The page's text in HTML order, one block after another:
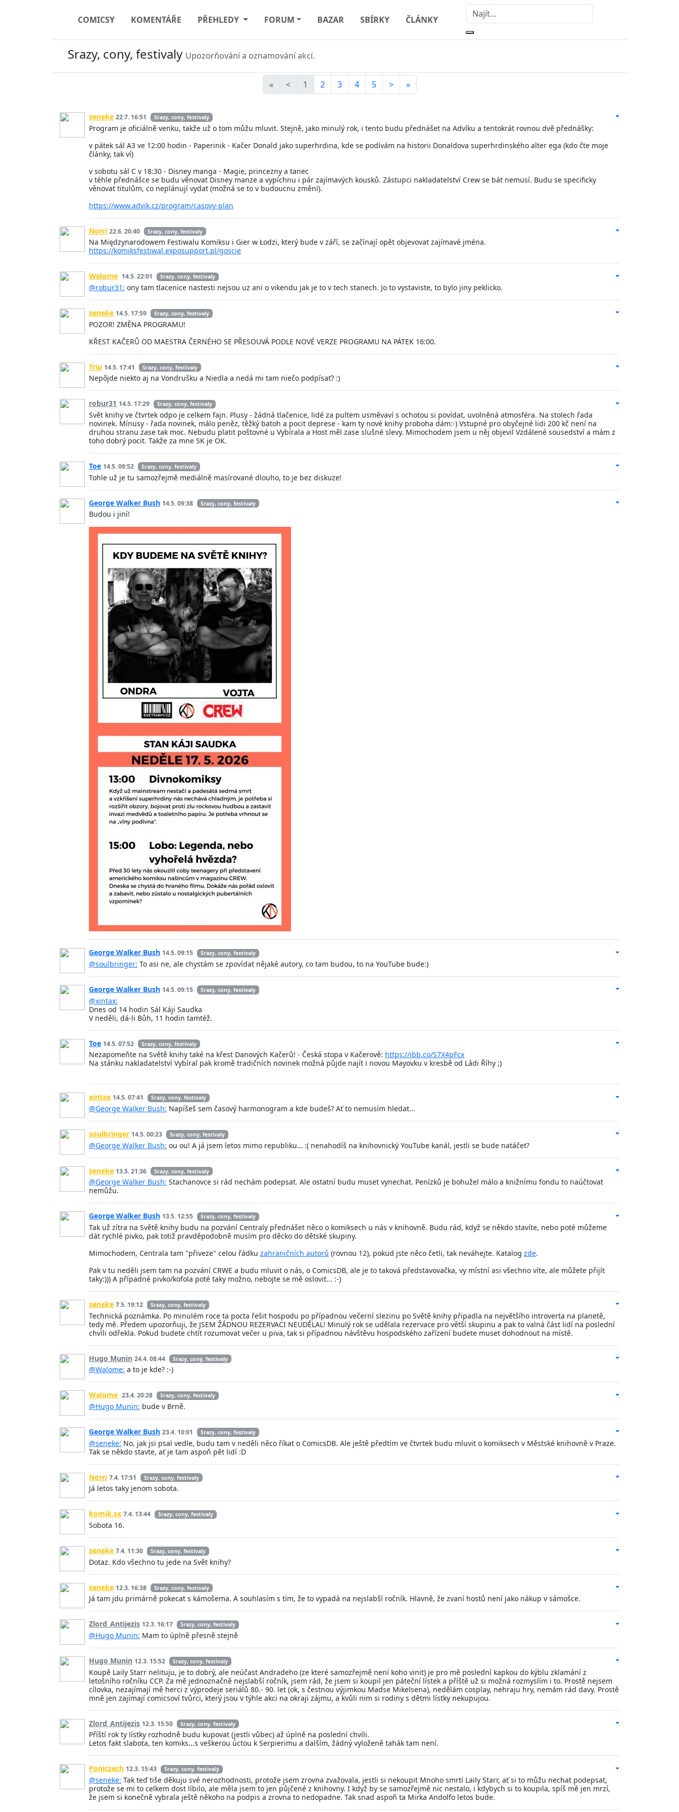
COMICSY KOMENTÁŘE PŘEHLEDY FORUM BAZAR SBÍRKY ČLÁNKY
Srazy, cony, festivaly Upozorňování a oznamování akcí.
« < 1 2 3 4 5 > »
seneke 22.7. 16:51 Srazy, cony, festivaly
Program je oficiálně venku, takže už o tom můžu mluvit. Stejně, jako minulý rok, i tento budu přednášet na Advíku a tentokrát rovnou dvě přednášky:
v pátek sál A3 ve 12:00 hodin - Paperinik - Kačer Donald jako superhrdina, kde se podívám na historii Donaldova superhrdinského alter ega (kdo čte moje
články, tak ví)
v sobotu sál C v 18:30 - Disney manga - Magie, princezny a tanec
v téhle přednášce se budu věnovat Disney manze a vypíchnu i pár zajímavých kousků. Zástupci nakladatelství Crew se bát nemusí. Budu se specificky
věnovat titulům, co neplánují vydat (možná se to v budoucnu změní).
https://www.advik.cz/program/casovy-plan
Norri 22.6. 20:40 Srazy, cony, festivaly
Na Międzynarodowem Festiwalu Komiksu i Gier w Łodzi, který bude v září, se začínají opět objevovat zajímavé jména.
https://komiksfestiwal.exposupport.pl/goscie
Walome 14.5. 22:01 Srazy, cony, festivaly
@robur31: ony tam tlacenice nastesti nejsou uz ani o vikendu jak je to v tech stanech. Jo to vystaviste, to bylo jiny peklicko.
seneke 14.5. 17:59 Srazy, cony, festivaly
POZOR! ZMĚNA PROGRAMU!
KŘEST KAČERŮ OD MAESTRA ČERNÉHO SE PŘESOUVÁ PODLE NOVÉ VERZE PROGRAMU NA PÁTEK 16:00.
Trip 14.5. 17:41 Srazy, cony, festivaly
Nepôjde niekto aj na Vondrušku a Niedla a nedá mi tam niečo podpísať? :)
robur31 14.5. 17:29 Srazy, cony, festivaly
Svět knihy ve čtvrtek odpo je celkem fajn. Plusy - žádná tlačenice, lidé za pultem usměvaví s ochotou si povídat, uvolněná atmosféra. Na stolech řada
novinek. Mínusy - řada novinek, málo peněz, těžký batoh a pocit deprese - kam ty nové knihy proboha dám:-) Vstupné pro obyčejné lidi 200 kč není na
druhou stranu zase tak moc. Nebudu platit poštovné u Vybírala a Host měl zase slušné slevy. Mimochodem jsem u něj objevil Vzdálené sousedství a mám z
toho dobrý pocit. Takže za mne SK je OK.
Toe 14.5. 09:52 Srazy, cony, festivaly
Tohle už je tu samozřejmě mediálně masírované dlouho, to je bez diskuze!
George Walker Bush 14.5. 09:38 Srazy, cony, festivaly
Budou i jiní!
George Walker Bush 14.5. 09:15 Srazy, cony, festivaly
@soulbringer: To asi ne, ale chystám se zpovídat nějaké autory, co tam budou, to na YouTube bude:)
George Walker Bush 14.5. 09:15 Srazy, cony, festivaly
@xintax:
Dnes od 14 hodin Sál Káji Saudka
V neděli, dá-li Bůh, 11 hodin tamtéž.
Toe 14.5. 07:52 Srazy, cony, festivaly
Nezapomeňte na Světě knihy také na křest Danových Kačerů! - Česká stopa v Kačerově: https://ibb.co/S7X4pFcx
Na stánku nakladatelství Vybíral pak kromě tradičních novinek možná půjde najít i novou Mayovku v kresbě od Ládi Říhy ;)
xintax 14.5. 07:41 Srazy, cony, festivaly
@George Walker Bush: Napíšeš sem časový harmonogram a kde budeš? Ať to nemusím hledat...
soulbringer 14.5. 00:23 Srazy, cony, festivaly
@George Walker Bush: ou ou! A já jsem letos mimo republiku… :( nenahodíš na knihovnický YouTube kanál, jestli se bude natáčet?
seneke 13.5. 21:36 Srazy, cony, festivaly
@George Walker Bush: Stachanovce si rád nechám podepsat. Ale ostatní budu muset vynechat. Penízků je bohužel málo a knižnímu fondu to naúčtovat
nemůžu.
George Walker Bush 13.5. 12:55 Srazy, cony, festivaly
Tak už zítra na Světě knihy budu na pozvání Centraly přednášet něco o komiksech u nás v knihovně. Budu rád, když se někdo stavíte, nebo poté můžeme
dát rychlé pivko, pak totiž pravděpodobně musím pro děcko do dětské skupiny.
Mimochodem, Centrala tam "přiveze" celou řádku zahraničních autorů (rovnou 12), pokud jste něco četli, tak neváhejte. Katalog zde.
Pak v tu neděli jsem tam na pozvání CRWE a budu mluvit o nás, o ComicsDB, ale je to taková představovačka, vy místní asi všechno víte, ale můžete přijít
taky:))) A případné pivko/kofola poté taky možno, nebojte se mě oslovit... :-)
seneke 7.5. 19:12 Srazy, cony, festivaly
Technická poznámka. Po minulém roce ta pocta řešit hospodu po případnou večerní slezinu po Světě knihy připadla na největšího introverta na planetě,
tedy mě. Předem upozorňuji, že JSEM ŽÁDNOU REZERVACI NEUDĚLAL! Minulý rok se udělala rezervace pro větší skupinu a pak to valná část lidí na poslední
chvíli odřekla. Pokud budete chtít rozumovat večer u piva, tak si případnou návštěvu hospodského zařízení budete muset dohodnout na místě.
Hugo Munin 24.4. 08:44 Srazy, cony, festivaly
@Walome: a to je kde? :-)
Walome 23.4. 20:28 Srazy, cony, festivaly
@Hugo Munin: bude v Brně.
George Walker Bush 23.4. 10:01 Srazy, cony, festivaly
@seneke: No, jak jsi psal vedle, budu tam v neděli něco říkat o ComicsDB. Ale ještě předtím ve čtvrtek budu mluvit o komiksech v Městské knihovně v Praze.
Tak se někdo stavte, ať je tam aspoň pět lidí :D
Norri 7.4. 17:51 Srazy, cony, festivaly
Já letos taky jenom sobota.
komik.sx 7.4. 13:44 Srazy, cony, festivaly
Sobota 16.
seneke 7.4. 11:30 Srazy, cony, festivaly
Dotaz. Kdo všechno tu jede na Svět knihy?
seneke 12.3. 16:38 Srazy, cony, festivaly
Já tam jdu primárně pokecat s kámošema. A souhlasím s tím, že to vypadá na nejslabší ročník. Hlavně, že zvaní hostů není jako nákup v sámošce.
Zlord_Antijezis 12.3. 16:17 Srazy, cony, festivaly
@Hugo Munin: Mam to úplně přesně stejně
Hugo Munin 12.3. 15:52 Srazy, cony, festivaly
Koupě Laily Starr nelituju, je to dobrý, ale neúčast Andradeho (ze které samozřejmě není koho vinit) je pro mě poslední kapkou do kýblu zklamání z
letošního ročníku CCP. Za mě jednoznačně nejslabší ročník, jsem rád, že jsem si koupil jen páteční lístek a příště už si možná rozmyslím i to. Prostě nejsem
cílovka, nezajímají mě herci z výprodeje seriálů 80.- 90. let (ok, s čestnou výjimkou Madse Mikelsena), nedělám cosplay, nehraju hry, nemám rád davy. Prostě
mně jen zajímají comicsoví tvůrci, který jsou v týhle akci na okraji zájmu, a kvůli nim si rodiny s dětmi lístky nekupujou.
Zlord_Antijezis 12.3. 15:50 Srazy, cony, festivaly
Příští rok ty lístky rozhodně budu kupovat (jestli vůbec) až úplně na poslední chvíli.
Letos fakt slabota, ten komiks...s veškerou úctou k Serpierimu a dalším, žádný vyloženě tahák tam není.
Poniczech 12.3. 15:43 Srazy, cony, festivaly
@seneke: Tak teď tiše děkuju své nerozhodnosti, protože jsem zrovna zvažovala, jestli si nekoupit Mnoho smrtí Laily Starr, ať si to můžu nechat podepsat,
protože se mi to celkem dost líbilo, ale měla jsem to jen půjčené z knihovny. I když by se samozřejmě nic nestalo, i kdybych si to koupila, spíš mě jen mrzí,
že jsem si konečně vybrala ještě někoho na podpis a zrovna to nedopadne. Tak snad aspoň ta Mirka Andolfo letos bude.